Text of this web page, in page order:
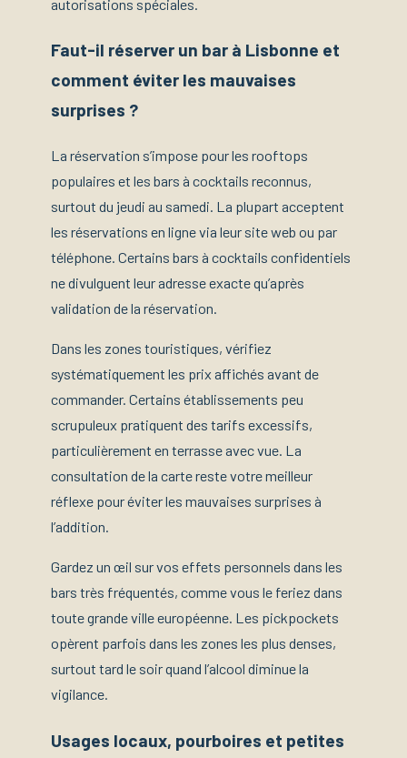
autorisations spéciales.
Faut-il réserver un bar à Lisbonne et
comment éviter les mauvaises
surprises ?
La réservation s’impose pour les rooftops
populaires et les bars à cocktails reconnus,
surtout du jeudi au samedi. La plupart acceptent
les réservations en ligne via leur site web ou par
téléphone. Certains bars à cocktails confidentiels
ne divulguent leur adresse exacte qu’après
validation de la réservation.
Dans les zones touristiques, vérifiez
systématiquement les prix affichés avant de
commander. Certains établissements peu
scrupuleux pratiquent des tarifs excessifs,
particulièrement en terrasse avec vue. La
consultation de la carte reste votre meilleur
réflexe pour éviter les mauvaises surprises à
l’addition.
Gardez un œil sur vos effets personnels dans les
bars très fréquentés, comme vous le feriez dans
toute grande ville européenne. Les pickpockets
opèrent parfois dans les zones les plus denses,
surtout tard le soir quand l’alcool diminue la
vigilance.
Usages locaux, pourboires et petites